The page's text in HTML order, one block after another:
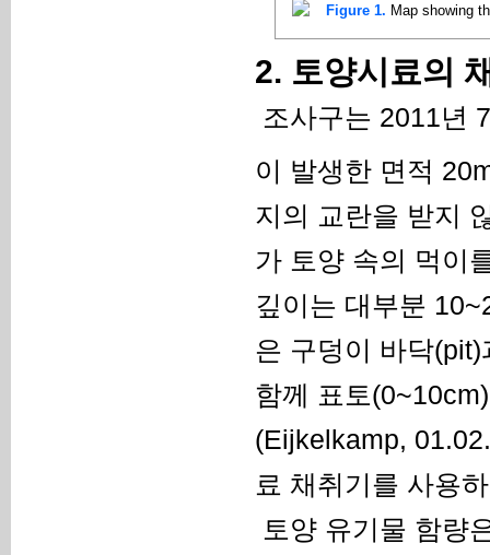
Figure 1. Map showing
2. 토양시료의
조사구는 2011년
이 발생한 면적
지의 교란을 받지
가 토양 속의 먹이
깊이는 대부분
은 구덩이 바닥
함께 표토
(Eijkelkamp,
료 채취기를 사용
토양 유기물 함량